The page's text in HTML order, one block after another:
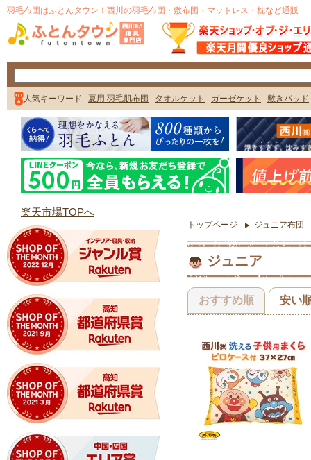
トップページ ジュニア布団
ジュニア
おすすめ順 安い